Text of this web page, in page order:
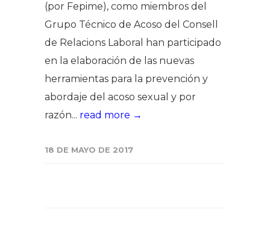
(por Fepime), como miembros del
Grupo Técnico de Acoso del Consell
de Relacions Laboral han participado
en la elaboración de las nuevas
herramientas para la prevención y
abordaje del acoso sexual y por
razón... read more →
18 DE MAYO DE 2017